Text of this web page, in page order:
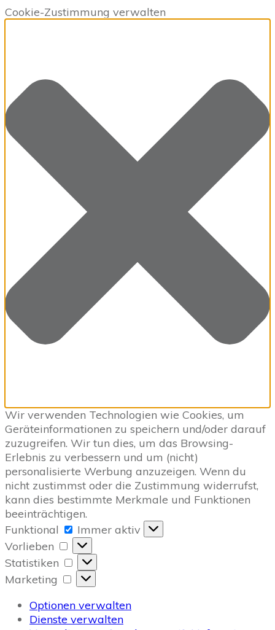
Cookie-Zustimmung verwalten
Wir verwenden Technologien wie Cookies, um
Geräteinformationen zu speichern und/oder darauf
zuzugreifen. Wir tun dies, um das Browsing-
Erlebnis zu verbessern und um (nicht)
personalisierte Werbung anzuzeigen. Wenn du
nicht zustimmst oder die Zustimmung widerrufst,
kann dies bestimmte Merkmale und Funktionen
beeinträchtigen.
Funktional
Funktional
Immer aktiv
Vorlieben
Vorlieben
Statistiken
Statistiken
Marketing
Marketing
Optionen verwalten
Dienste verwalten